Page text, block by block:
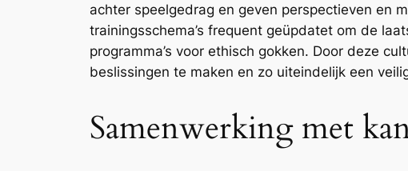
achter speelgedrag en geven perspectieven en
trainingsschema’s frequent geüpdatet om de
programma’s voor ethisch gokken. Door deze
beslissingen te maken en zo uiteindelijk een
Samenwerking met